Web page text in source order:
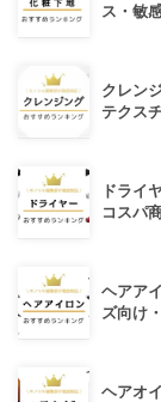
ス・敏
クレン
テクス
ドライ
コスパ
ヘアア
ズ向け
ヘアオ